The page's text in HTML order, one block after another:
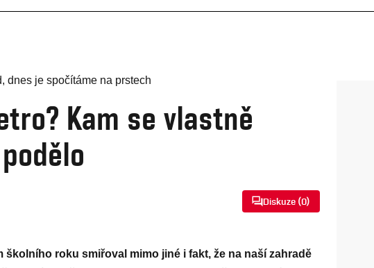
Kam se vlastně
Diskuze (0)
školního roku smiřoval mimo jiné i fakt, že na naší zahradě